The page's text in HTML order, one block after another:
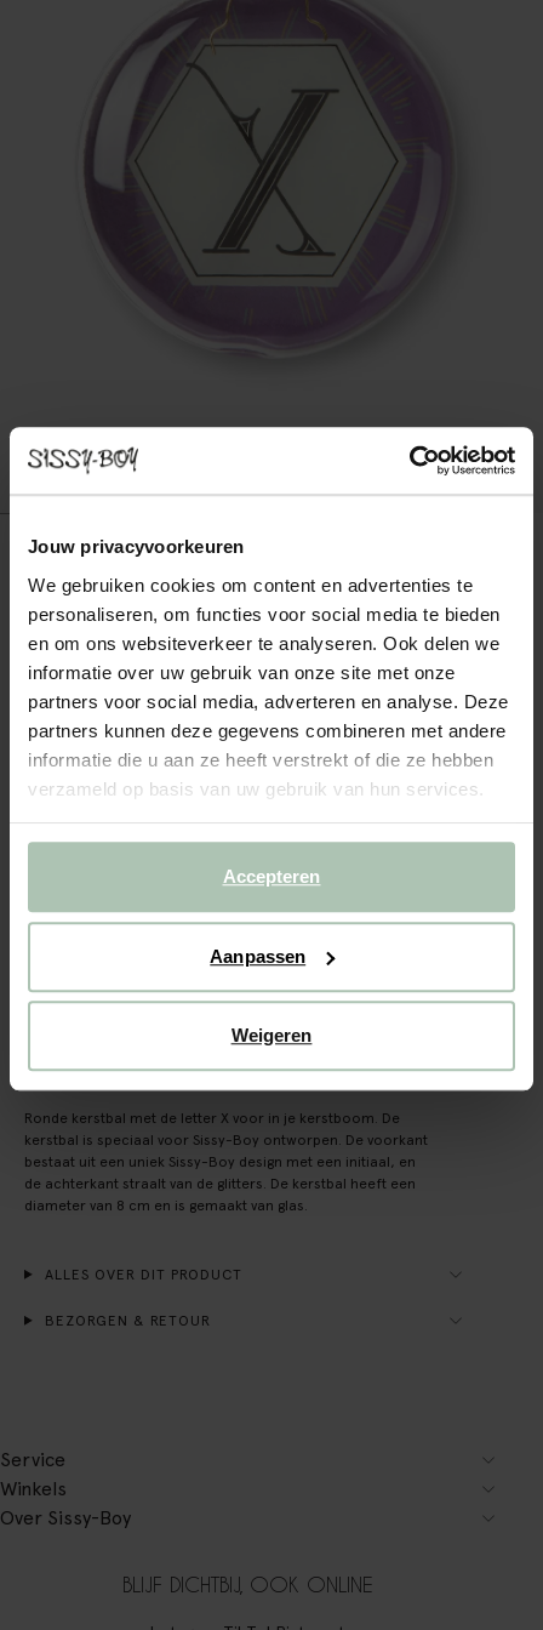
Jouw privacyvoorkeuren
We gebruiken cookies om content en advertenties te
personaliseren, om functies voor social media te bieden
en om ons websiteverkeer te analyseren. Ook delen we
informatie over uw gebruik van onze site met onze
partners voor social media, adverteren en analyse. Deze
partners kunnen deze gegevens combineren met andere
informatie die u aan ze heeft verstrekt of die ze hebben
verzameld op basis van uw gebruik van hun services.
Accepteren
Aanpassen
Weigeren
Kestbal letter x
6.994.19
Gekozen maat: Onesize
IN WINKELMAND
BEKIJK WINKELVOORRAAD
Snelle levering
OMSCHRIJVING
Ronde kerstbal met de letter X voor in je kerstboom. De
kerstbal is speciaal voor Sissy-Boy ontworpen. De voorkant
bestaat uit een uniek Sissy-Boy design met een initiaal, en
de achterkant straalt van de glitters. De kerstbal heeft een
diameter van 8 cm en is gemaakt van glas.
ALLES OVER DIT PRODUCT
BEZORGEN & RETOUR
Service
Winkels
Over Sissy-Boy
BLIJF DICHTBIJ, OOK ONLINE